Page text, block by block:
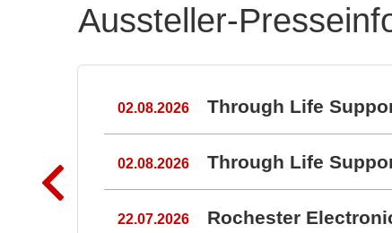
Aussteller-
02.08.2026 Through Life
02.08.2026 Through Life
22.07.2026 Rochester